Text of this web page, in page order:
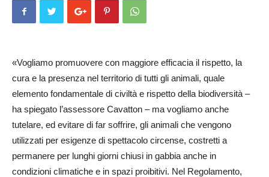
«Vogliamo promuovere con maggiore efficacia il rispetto, la
cura e la presenza nel territorio di tutti gli animali, quale
elemento fondamentale di civiltà e rispetto della biodiversità –
ha spiegato l’assessore Cavatton – ma vogliamo anche
tutelare, ed evitare di far soffrire, gli animali che vengono
utilizzati per esigenze di spettacolo circense, costretti a
permanere per lunghi giorni chiusi in gabbia anche in
condizioni climatiche e in spazi proibitivi. Nel Regolamento,